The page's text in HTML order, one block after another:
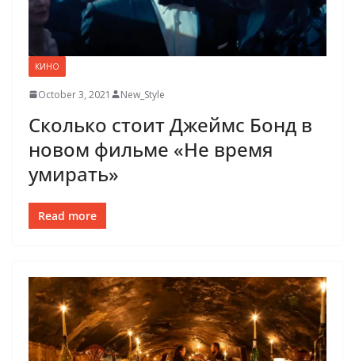
КИНО
October 3, 2021 New_Style
Сколько стоит Джеймс Бонд в
новом фильме «Не время
умирать»
Read more